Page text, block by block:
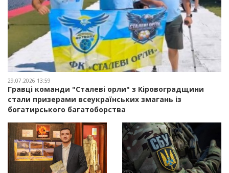
29.07.2026 13:59
Гравці команди "Сталеві орли" з Кіровоградщини
стали призерами всеукраїнських змагань із
богатирського багатоборства